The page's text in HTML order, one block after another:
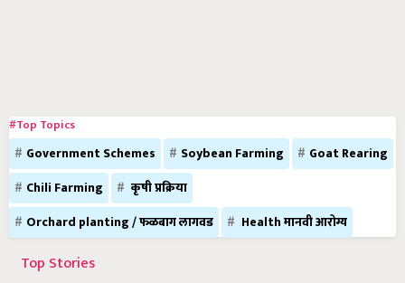
#Top Topics
Government Schemes Soybean Farming
Goat Rearing
Chili Farming
कृषी प्रक्रिया
Orchard planting / फळबाग लागवड
Health मानवी आरोग्य
Top Stories